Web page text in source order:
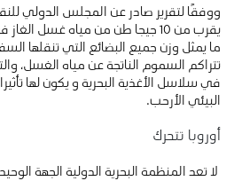
ووفقًا لتقرير صادر عن المجلس الدولي
يقرب من 10 جيجا طن من مياه غسل
ما يمثل وزن جميع البضائع التي تنقلها
تتراكم السموم الناتجة عن مياه الغسل،
في سلاسل الأغذية البحرية و يكون لها
البيئي الأرحب.
أوروبا تتحرك
لا تعد المنظمة البحرية الدولية الجهة